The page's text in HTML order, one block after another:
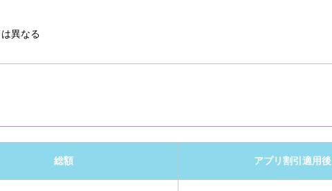
異なる
総額 アプリ割引適用後